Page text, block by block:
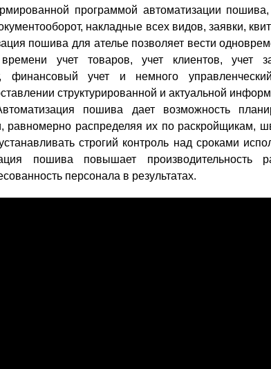
программой автоматизации
накладные всех видов, заявки,
пошива для ателье позволяет вести
учет товаров, учет клиентов, учет
финансовый учет и немного
структурированной и актуальной
пошива дает возможность
равномерно распределяя их по раскройщикам,
строгий контроль над сроками
пошива повышает производительность
персонала в результатах.